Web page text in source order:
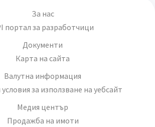
За нас
портал за разработчици
Документи
Карта на сайта
Валутна информация
за използване на уебсайт
Медия център
Продажба на имоти